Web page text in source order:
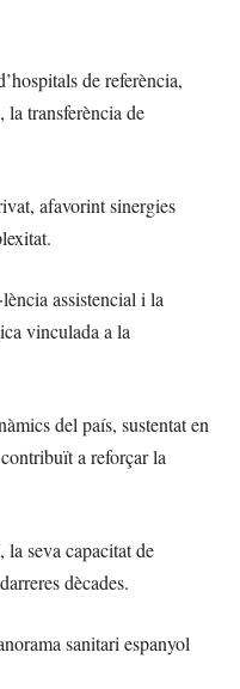
de referència,
transferència de
afavorint sinergies
assistencial i la
vinculada a la
del país, sustentat en
a reforçar la
la seva capacitat de
dècades.
sanitari espanyol